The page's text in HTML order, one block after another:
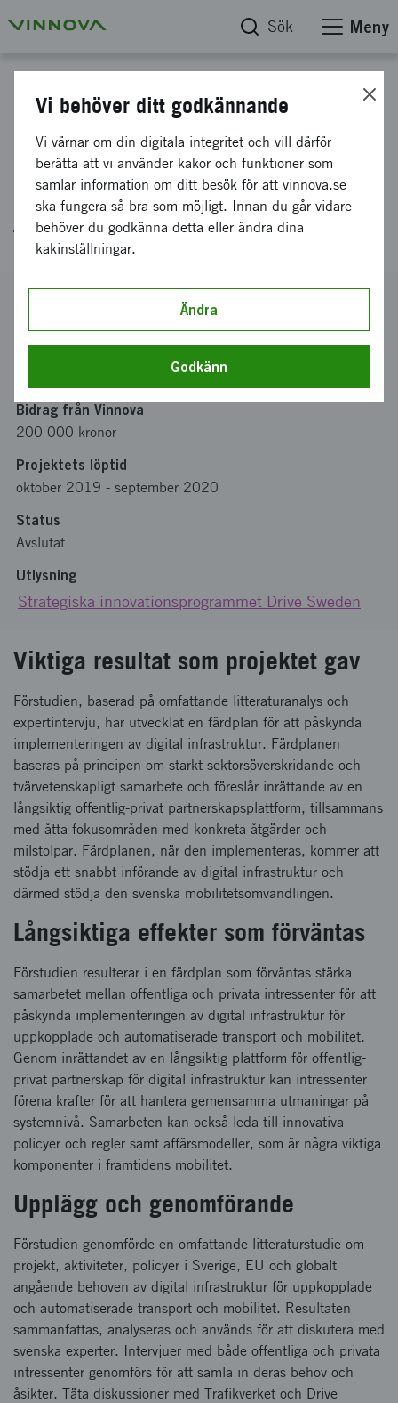
Sök Meny
Plattform för snabb och effektiv
implementering av digital
infrastruktur för
transportsystemet
RISE Research Institutes of Sweden AB
Bidrag från Vinnova
200 000 kronor
Projektets löptid
oktober 2019 - september 2020
Status
Avslutat
Utlysning
Strategiska innovationsprogrammet Drive Sweden
Viktiga resultat som projektet gav
Förstudien, baserad på omfattande litteraturanalys och
expertintervju, har utvecklat en färdplan för att påskynda
implementeringen av digital infrastruktur. Färdplanen
baseras på principen om starkt sektorsöverskridande och
tvärvetenskapligt samarbete och föreslår inrättande av en
långsiktig offentlig-privat partnerskapsplattform, tillsammans
med åtta fokusområden med konkreta åtgärder och
milstolpar. Färdplanen, när den implementeras, kommer att
stödja ett snabbt införande av digital infrastruktur och
därmed stödja den svenska mobilitetsomvandlingen.
Långsiktiga effekter som förväntas
Förstudien resulterar i en färdplan som förväntas stärka
samarbetet mellan offentliga och privata intressenter för att
påskynda implementeringen av digital infrastruktur för
uppkopplade och automatiserade transport och mobilitet.
Genom inrättandet av en långsiktig plattform för offentlig-
privat partnerskap för digital infrastruktur kan intressenter
förena krafter för att hantera gemensamma utmaningar på
systemnivå. Samarbeten kan också leda till innovativa
policyer och regler samt affärsmodeller, som är några viktiga
komponenter i framtidens mobilitet.
Upplägg och genomförande
Förstudien genomförde en omfattande litteraturstudie om
projekt, aktiviteter, policyer i Sverige, EU och globalt
angående behoven av digital infrastruktur för uppkopplade
och automatiserade transport och mobilitet. Resultaten
sammanfattas, analyseras och används för att diskutera med
svenska experter. Intervjuer med både offentliga och privata
intressenter genomförs för att samla in deras behov och
åsikter. Täta diskussioner med Trafikverket och Drive
Vi behöver ditt godkännande
Vi värnar om din digitala integritet och vill därför
berätta att vi använder kakor och funktioner som
samlar information om ditt besök för att vinnova.se
ska fungera så bra som möjligt. Innan du går vidare
behöver du godkänna detta eller ändra dina
kakinställningar.
Ändra
Godkänn